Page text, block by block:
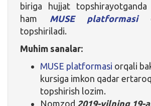
biriga hujjat
ham MUSE platformasi
topshiriladi.
Muhim sanalar:
MUSE platformasi orqali
kursiga imkon qadar
topshirish lozim.
Nomzod 2019-yilning 19-